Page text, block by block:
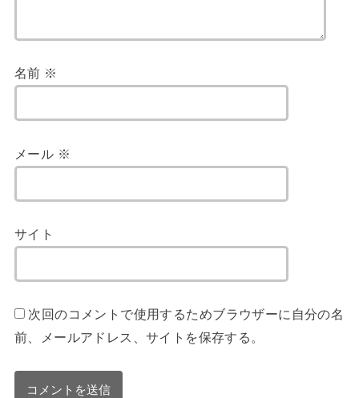
名前 ※
メール ※
サイト
次回のコメントで使用するためブラウザーに自分の名
前、メールアドレス、サイトを保存する。